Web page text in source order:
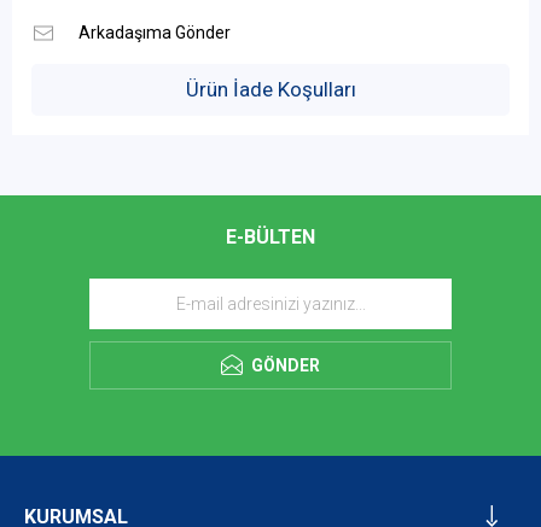
Ürün İade Koşulları
E-BÜLTEN
GÖNDER
KURUMSAL